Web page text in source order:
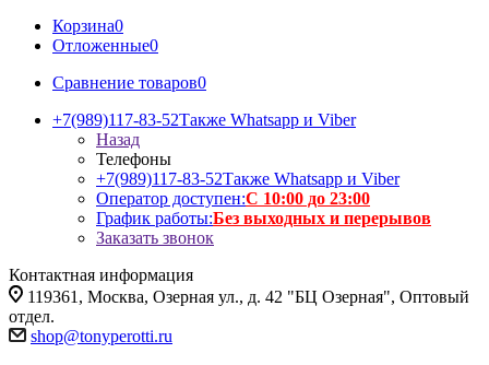
Корзина0
Отложенные0
Сравнение товаров0
+7(989)117-83-52Также Whatsapp и Viber
Назад
Телефоны
+7(989)117-83-52Также Whatsapp и Viber
Оператор доступен:С 10:00 до 23:00
График работы:Без выходных и перерывов
Заказать звонок
Контактная информация
119361, Москва, Озерная ул., д. 42 "БЦ Озерная", Оптовый
отдел.
shop@tonyperotti.ru